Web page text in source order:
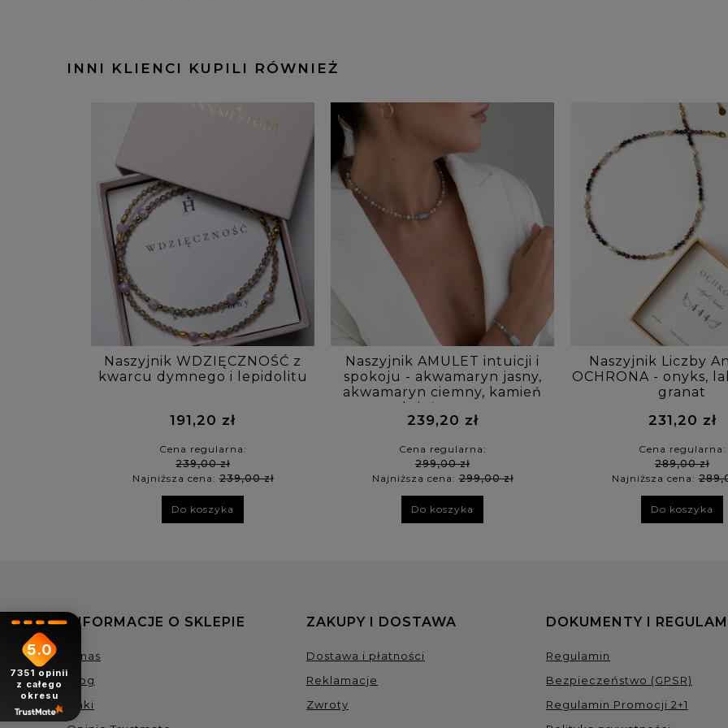
INNI KLIENCI KUPILI RÓWNIEŻ
Naszyjnik WDZIĘCZNOŚĆ z
kwarcu dymnego i lepidolitu
191,20 zł
Cena regularna:
239,00 zł
Najniższa cena:239,00 zł
Do koszyka
Naszyjnik AMULET intuicji i
spokoju - akwamaryn jasny,
akwamaryn ciemny, kamień
księżycowy
239,20 zł
Cena regularna:
299,00 zł
Najniższa cena:299,00 zł
Do koszyka
Naszyjnik Liczby
OCHRONA - onyks,
granat
231,20 zł
Cena regularna:
289,00 zł
Najniższa cena:
Do koszyka
INFORMACJE O SKLEPIE
O nas
Blog
Linki
ZAKUPY I DOSTAWA
Dostawa i płatności
Reklamacje
Zwroty
DOKUMENTY I
Regulamin
Bezpieczeństwo (GPSR)
Regulamin Promocji 2+1
5.0
7351 opinii
z całego
okresu